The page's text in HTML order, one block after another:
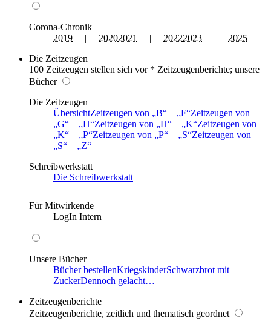
Corona-Chronik
2019 | 20202021 | 20222023 | 2025
Die Zeitzeugen
100 Zeitzeugen stellen sich vor * Zeitzeugenberichte; unsere
Bücher
Die Zeitzeugen
ÜbersichtZeitzeugen von B – F Zeitzeugen von
G
– H Zeitzeugen von H – K Zeitzeugen von
K
– P Zeitzeugen von P – S Zeitzeugen von
S
–
Z
Schreibwerkstatt
Die Schreibwerkstatt
Für Mitwirkende
LogIn Intern
Unsere Bücher
Bücher bestellenKriegskinderSchwarzbrot mit
ZuckerDennoch gelacht…
Zeitzeugenberichte
Zeitzeugenberichte, zeitlich und thematisch geordnet